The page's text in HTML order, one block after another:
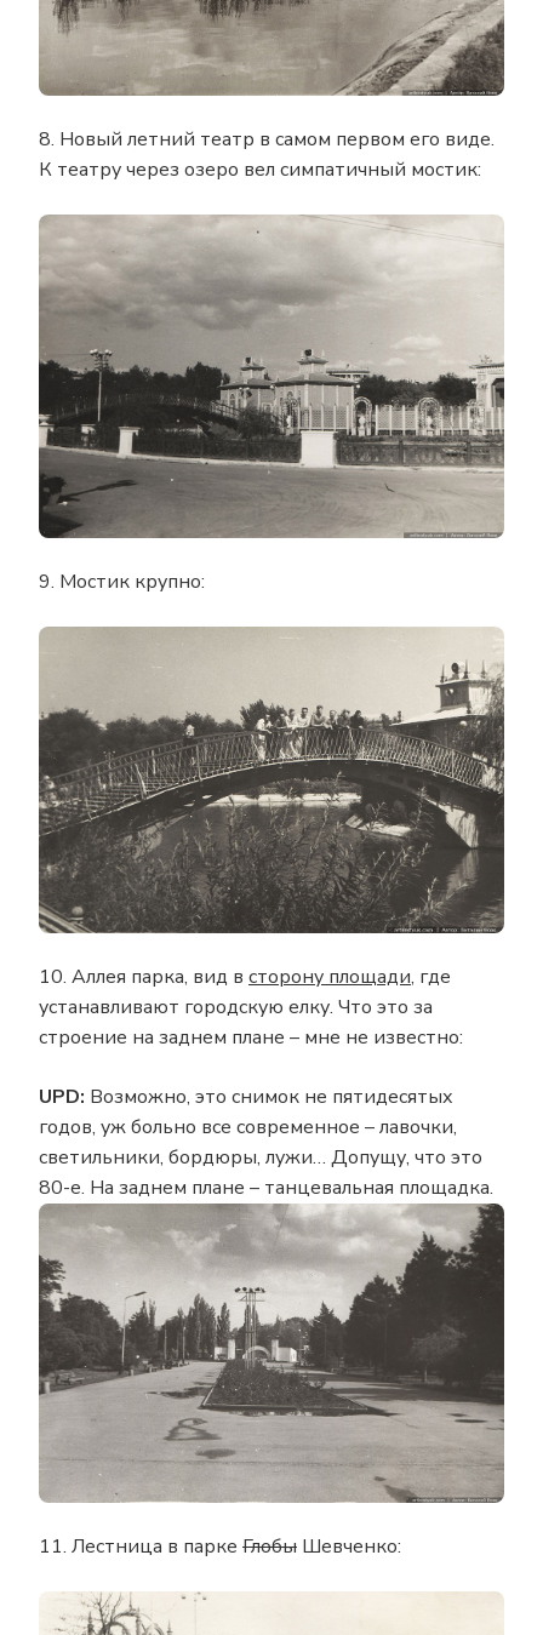
8. Новый летний театр в самом первом его виде.
К театру через озеро вел симпатичный мостик:
9. Мостик крупно:
10. Аллея парка, вид в сторону площади, где
устанавливают городскую елку. Что это за
строение на заднем плане – мне не известно:
UPD: Возможно, это снимок не пятидесятых
годов, уж больно все современное – лавочки,
светильники, бордюры, лужи… Допущу, что это
80-е. На заднем плане – танцевальная площадка.
11. Лестница в парке Глобы Шевченко: